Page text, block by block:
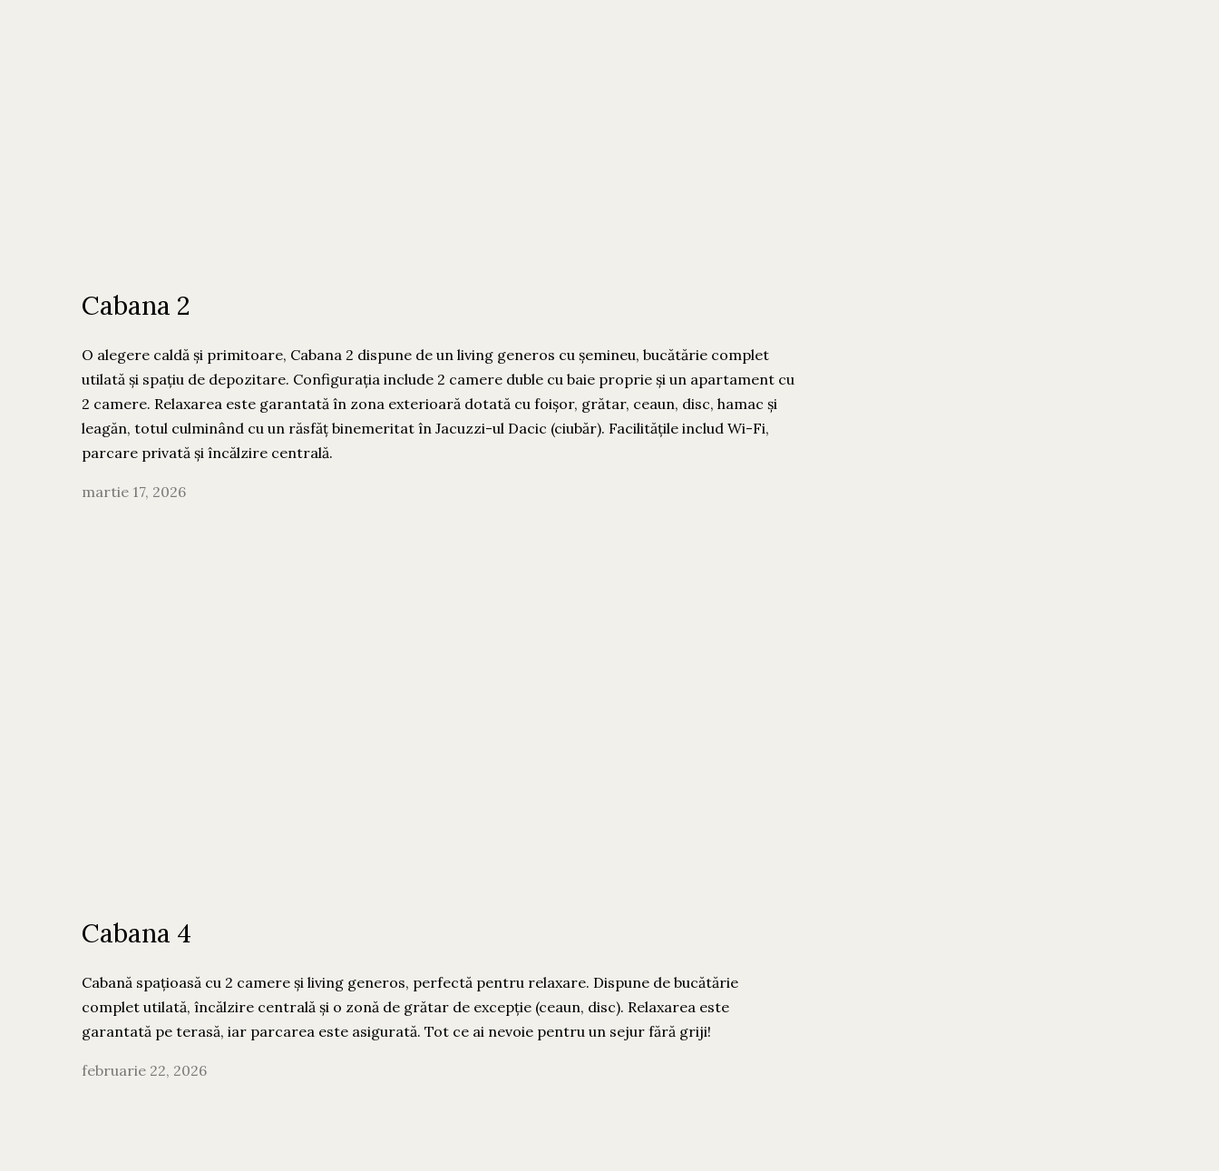
Cabana 2
O alegere caldă și primitoare, Cabana 2 dispune de un living generos cu șemineu, bucătărie complet
utilată și spațiu de depozitare. Configurația include 2 camere duble cu baie proprie și un apartament cu
2 camere. Relaxarea este garantată în zona exterioară dotată cu foișor, grătar, ceaun, disc, hamac și
leagăn, totul culminând cu un răsfăț binemeritat în Jacuzzi-ul Dacic (ciubăr). Facilitățile includ Wi-Fi,
parcare privată și încălzire centrală.
martie 17, 2026
Cabana 4
Cabană spațioasă cu 2 camere și living generos, perfectă pentru relaxare. Dispune de bucătărie
complet utilată, încălzire centrală și o zonă de grătar de excepție (ceaun, disc). Relaxarea este
garantată pe terasă, iar parcarea este asigurată. Tot ce ai nevoie pentru un sejur fără griji!
februarie 22, 2026